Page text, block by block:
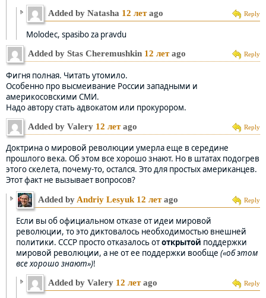
Reply
Added by Natasha 12 летago
Molodec, spasibo za pravdu
Reply
Added by Stas Cheremushkin 12 летago
Фигня полная. Читать утомило.
Особенно про высмеивание России западными и
америкосовскими СМИ.
Надо автору стать адвокатом или прокурором.
Reply
Added by Valery 12 летago
Доктрина о мировой революции умерла еще в середине
прошлого века. Об этом все хорошо знают. Но в штатах подогрев
этого скелета, почему-то, остался. Это для простых американцев.
Этот факт не вызывает вопросов?
Reply
Added by Andriy Lesyuk 12 летago
Если вы об официальном отказе от идеи мировой
революции, то это диктовалось необходимостью внешней
политики. СССР просто отказалось ототкрытой поддержки
мировой революции, а не от ее поддержки вообще («об этом
все хорошо знают»)!
Reply
Added by Valery 12 летago